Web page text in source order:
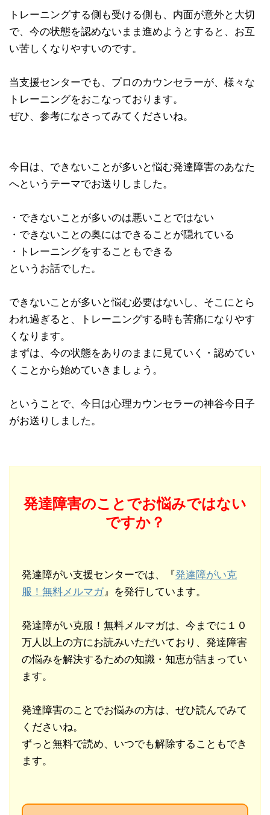
トレーニングする側も受ける側も、内面が意外と大切
で、今の状態を認めないまま進めようとすると、お互
い苦しくなりやすいのです。
当支援センターでも、プロのカウンセラーが、様々な
トレーニングをおこなっております。
ぜひ、参考になさってみてくださいね。
今日は、できないことが多いと悩む発達障害のあなた
へというテーマでお送りしました。
・できないことが多いのは悪いことではない
・できないことの奥にはできることが隠れている
・トレーニングをすることもできる
というお話でした。
できないことが多いと悩む必要はないし、そこにとら
われ過ぎると、トレーニングする時も苦痛になりやす
くなります。
まずは、今の状態をありのままに見ていく・認めてい
くことから始めていきましょう。
ということで、今日は心理カウンセラーの神谷今日子
がお送りしました。
発達障害のことでお悩みではない
ですか？
発達障がい支援センターでは、『発達障がい克
服！無料メルマガ』を発行しています。
発達障がい克服！無料メルマガは、今までに１０
万人以上の方にお読みいただいており、発達障害
の悩みを解決するための知識・知恵が詰まってい
ます。
発達障害のことでお悩みの方は、ぜひ読んでみて
くださいね。
ずっと無料で読め、いつでも解除することもでき
ます。